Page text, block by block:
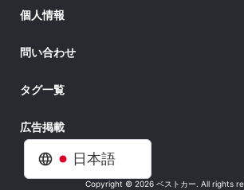
日本語
個人情報
問い合わせ
タグ一覧
広告掲載
Copyright © 2026 ベストカー. All rights